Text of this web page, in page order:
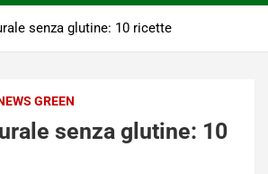
senza glutine: 10 ricette
GREEN
senza glutine: 10